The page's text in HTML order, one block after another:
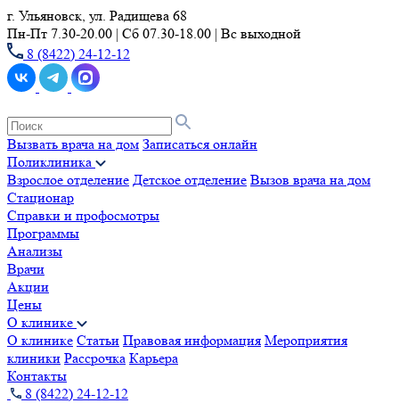
г. Ульяновск, ул. Радищева 68
Пн-Пт 7.30-20.00 | Сб 07.30-18.00 | Вс выходной
8 (8422) 24-12-12
Вызвать врача на дом Записаться онлайн
Поликлиника
Взрослое отделение Детское отделение Вызов врача на дом
Стационар
Справки и профосмотры
Программы
Анализы
Врачи
Акции
Цены
О клинике
О клинике Статьи Правовая информация Мероприятия
клиники Рассрочка Карьера
Контакты
8 (8422) 24-12-12